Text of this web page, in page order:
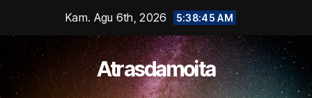
content
Kam. Agu 6th, 2026 5:38:45 AM
Atrasdamoita